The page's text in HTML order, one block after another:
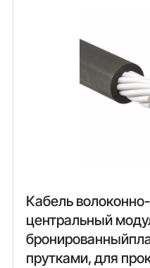
Кабель
центральный
прутками, для